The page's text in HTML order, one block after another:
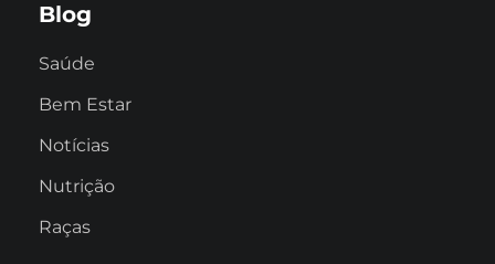
Blog
Saúde
Bem Estar
Notícias
Nutrição
Raças